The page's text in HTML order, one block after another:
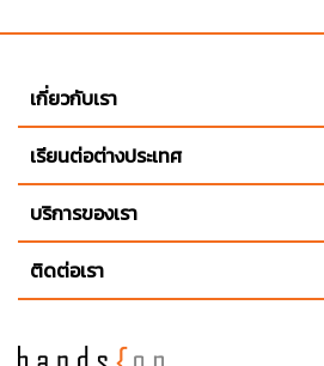
เกี่ยวกับเรา
เรียนต่อต่างประเทศ
บริการของเรา
ติดต่อเรา